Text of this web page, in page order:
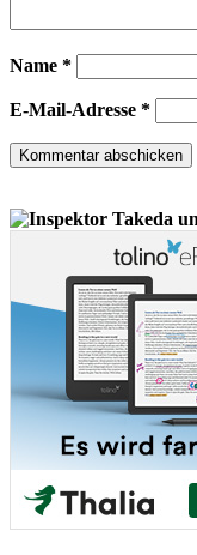
Name *
E-Mail-Adresse *